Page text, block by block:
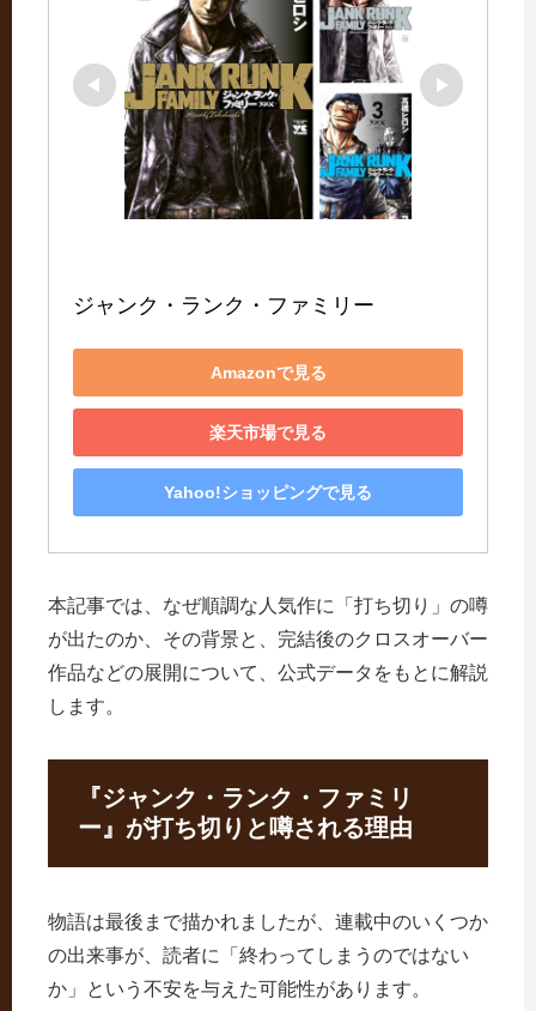
ジャンク・ランク・ファミリー
Amazonで見る
楽天市場で見る
Yahoo!ショッピングで見る
本記事では、なぜ順調な人気作に「打ち切り」の噂
が出たのか、その背景と、完結後のクロスオーバー
作品などの展開について、公式データをもとに解説
します。
『ジャンク・ランク・ファミリ
ー』が打ち切りと噂される理由
物語は最後まで描かれましたが、連載中のいくつか
の出来事が、読者に「終わってしまうのではない
か」という不安を与えた可能性があります。